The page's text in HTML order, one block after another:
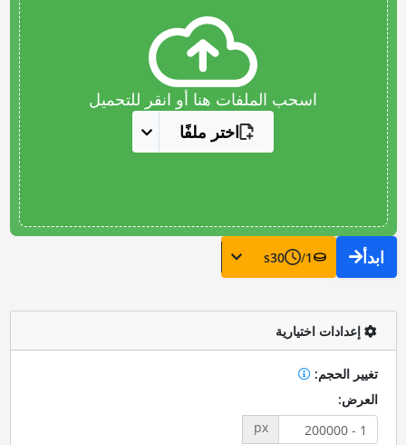
اسحب الملفات هنا أو انقر للتحميل
اختر ملفًا
ابدأ 1
/
30
s
إعدادات اختيارية
تغيير الحجم:
العرض:
px